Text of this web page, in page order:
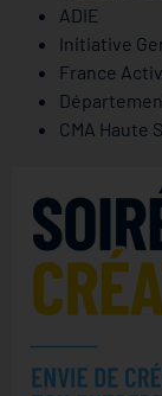
ADIE
Initiative
France
CMA Haute